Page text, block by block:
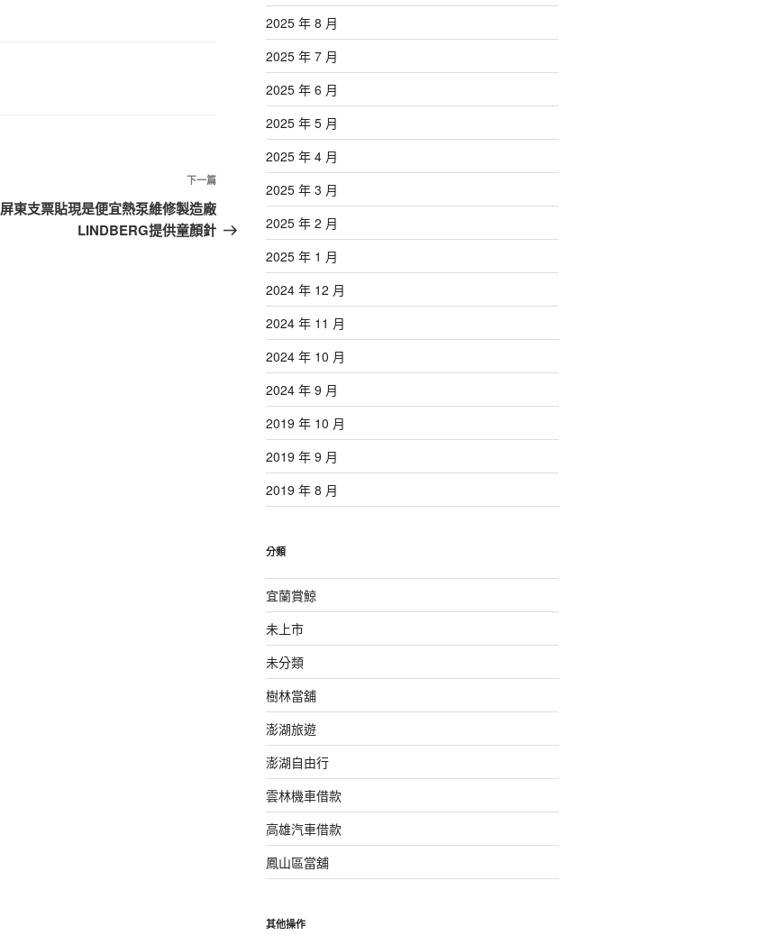
下
一
篇
下一篇
屏東支票貼現是便宜熱泵維修製造廠
LINDBERG提供童顏針
2025 年 8 月
2025 年 7 月
2025 年 6 月
2025 年 5 月
2025 年 4 月
2025 年 3 月
2025 年 2 月
2025 年 1 月
2024 年 12 月
2024 年 11 月
2024 年 10 月
2024 年 9 月
2019 年 10 月
2019 年 9 月
2019 年 8 月
分類
宜蘭賞鯨
未上市
未分類
樹林當舖
澎湖旅遊
澎湖自由行
雲林機車借款
高雄汽車借款
鳳山區當舖
其他操作